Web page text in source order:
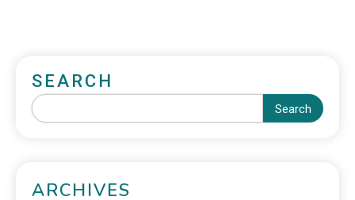
SEARCH
Search
ARCHIVES